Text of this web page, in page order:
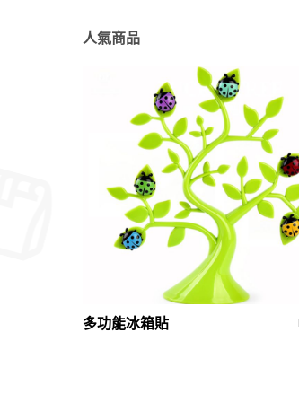
人氣商品
多功能冰箱貼